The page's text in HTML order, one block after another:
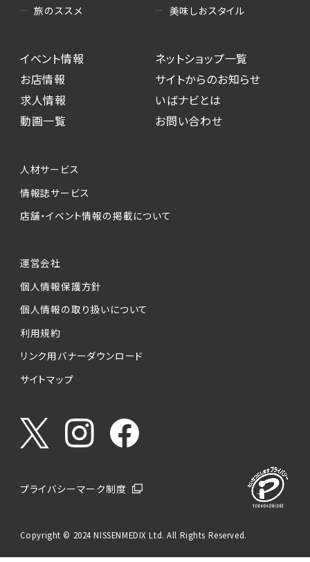
旅のススメ
美味しおスタイル
イベント情報
お店情報
求人情報
動画一覧
ネットショップ一覧
サイトからのお知らせ
いばナビとは
お問い合わせ
人材サービス
情報誌サービス
店舗・イベント情報の掲載について
運営会社
個人情報保護方針
個人情報の取り扱いについて
利用規約
リンク用バナーダウンロード
サイトマップ
プライバシーマーク制度
Copyright © 2024 NISSENMEDIX Ltd. All Rights Reserved.